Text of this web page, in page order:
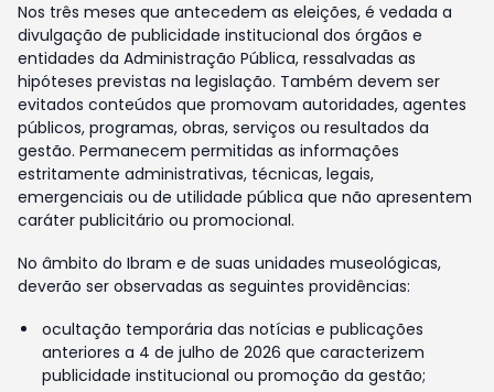
Nos três meses que antecedem as eleições, é vedada a
divulgação de publicidade institucional dos órgãos e
entidades da Administração Pública, ressalvadas as
hipóteses previstas na legislação. Também devem ser
evitados conteúdos que promovam autoridades, agentes
públicos, programas, obras, serviços ou resultados da
gestão. Permanecem permitidas as informações
estritamente administrativas, técnicas, legais,
emergenciais ou de utilidade pública que não apresentem
caráter publicitário ou promocional.
No âmbito do Ibram e de suas unidades museológicas,
deverão ser observadas as seguintes providências:
ocultação temporária das notícias e publicações
anteriores a 4 de julho de 2026 que caracterizem
publicidade institucional ou promoção da gestão;